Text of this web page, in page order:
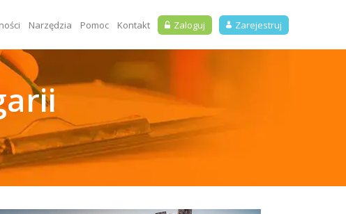
Zaloguj Zarejestruj
Narzędzia Pomoc Kontakt